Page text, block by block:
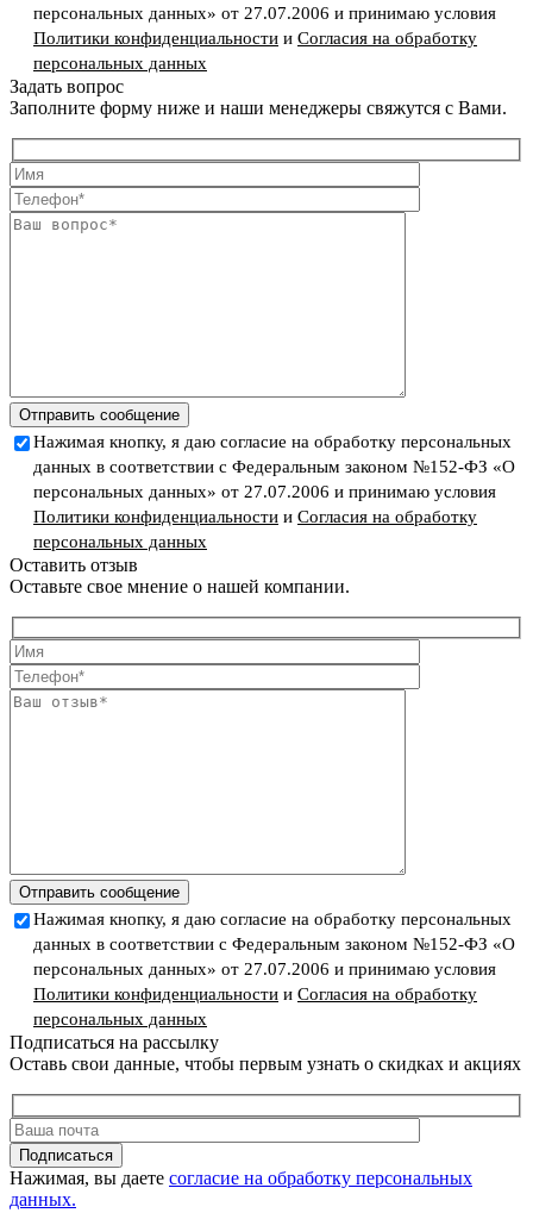
персональных данных» от 27.07.2006 и принимаю условия
Политики конфиденциальности и Согласия на обработку
персональных данных
Задать вопрос
Заполните форму ниже и наши менеджеры свяжутся с Вами.
Отправить сообщение
Нажимая кнопку, я даю согласие на обработку персональных
данных в соответствии с Федеральным законом №152-ФЗ «О
персональных данных» от 27.07.2006 и принимаю условия
Политики конфиденциальности и Согласия на обработку
персональных данных
Оставить отзыв
Оставьте свое мнение о нашей компании.
Отправить сообщение
Нажимая кнопку, я даю согласие на обработку персональных
данных в соответствии с Федеральным законом №152-ФЗ «О
персональных данных» от 27.07.2006 и принимаю условия
Политики конфиденциальности и Согласия на обработку
персональных данных
Подписаться на рассылку
Оставь свои данные, чтобы первым узнать о скидках и акциях
Подписаться
Нажимая, вы даете согласие на обработку персональных
данных.